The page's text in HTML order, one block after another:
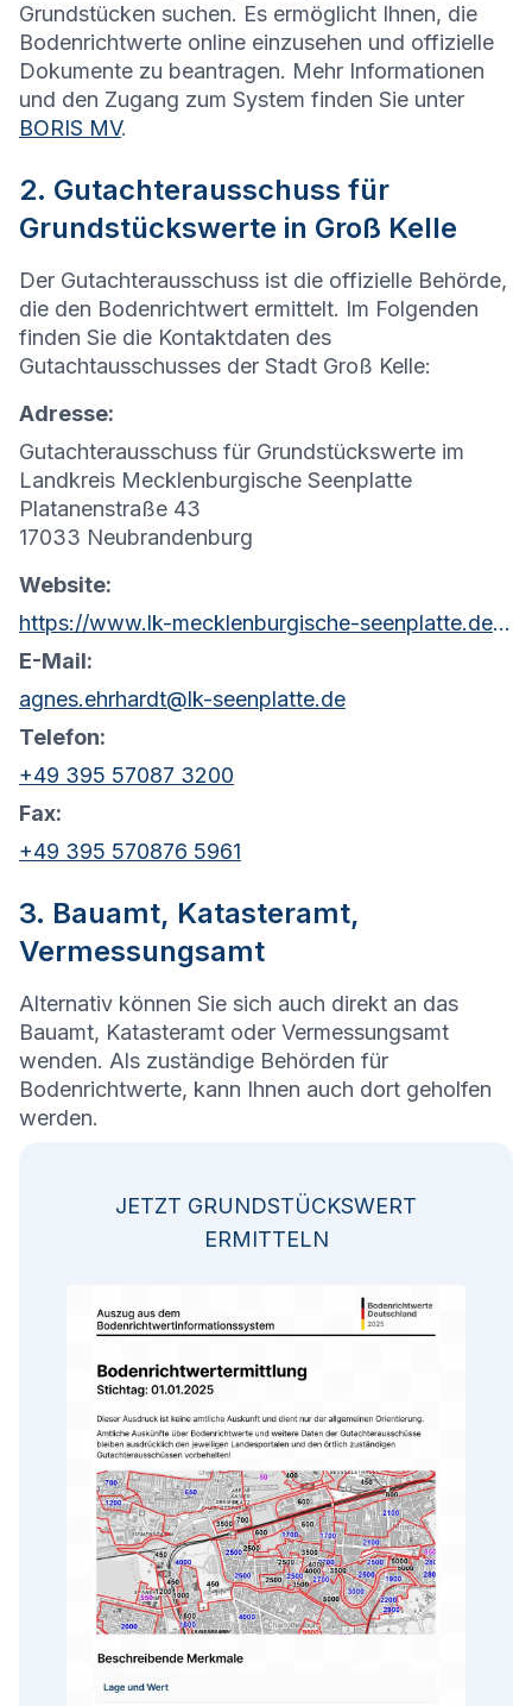
Grundstücken suchen. Es ermöglicht Ihnen, die
Bodenrichtwerte online einzusehen und offizielle
Dokumente zu beantragen. Mehr Informationen
und den Zugang zum System finden Sie unter
BORIS MV.
2. Gutachterausschuss für
Grundstückswerte in Groß Kelle
Der Gutachterausschuss ist die offizielle Behörde,
die den Bodenrichtwert ermittelt. Im Folgenden
finden Sie die Kontaktdaten des
Gutachtausschusses der Stadt Groß Kelle:
Adresse:
Gutachterausschuss für Grundstückswerte im
Landkreis Mecklenburgische Seenplatte
Platanenstraße 43
17033 Neubrandenburg
Website:
https://www.lk-mecklenburgische-seenplatte.de/Aktuelles/Formulare/Soziales/Gesch%C3%A4ftsstelle-des-Gutachterausschusses.php?object=tx,2761.5.1&ModID=7&FID=2037.380.1&NavID=2761.81&La=1
E-Mail:
agnes.ehrhardt@lk-seenplatte.de
Telefon:
+49 395 57087 3200
Fax:
+49 395 570876 5961
3. Bauamt, Katasteramt,
Vermessungsamt
Alternativ können Sie sich auch direkt an das
Bauamt, Katasteramt oder Vermessungsamt
wenden. Als zuständige Behörden für
Bodenrichtwerte, kann Ihnen auch dort geholfen
werden.
JETZT GRUNDSTÜCKSWERT
ERMITTELN